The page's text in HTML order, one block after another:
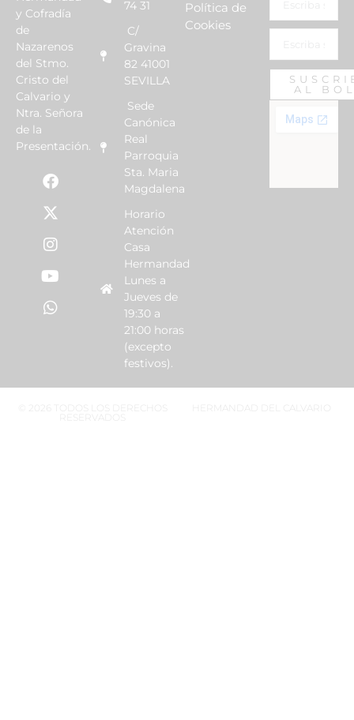
y Cofradía
de
Nazarenos
del Stmo.
Cristo del
Calvario y
Ntra. Señora
de la
Presentación.
74 31
C/
Gravina
82 41001
SEVILLA
Sede
Canónica
Real
Parroquia
Sta. Maria
Magdalena
Horario
Atención
Casa
Hermandad
Lunes a
Jueves de
19:30 a
21:00 horas
(excepto
festivos).
Política de
Cookies
AL
HERMANDAD DEL CALVARIO